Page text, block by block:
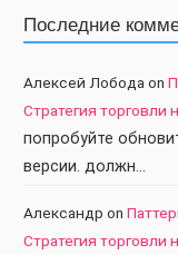
Последние
Алексей Лобода on
Стратегия
попробуйте
версии. должн…
Александр on
Стратегия